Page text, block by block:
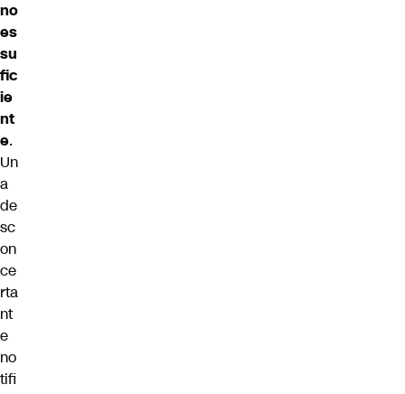
no
es
su
fic
ie
nt
e.
Un
a
de
sc
on
ce
rta
nt
e
no
tifi